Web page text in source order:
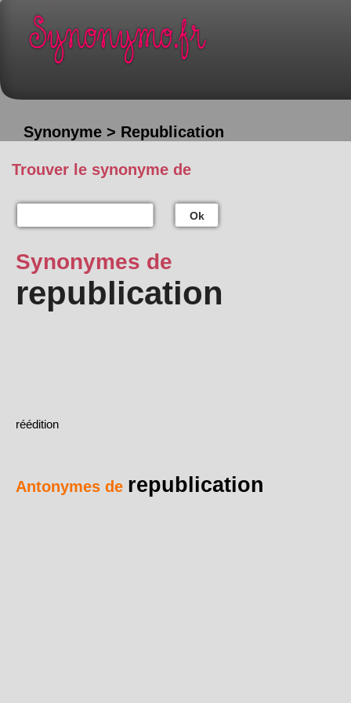
Synonyme > Republication
Trouver le synonyme de
Ok
Synonymes de
republication
réédition
Antonymes de republication